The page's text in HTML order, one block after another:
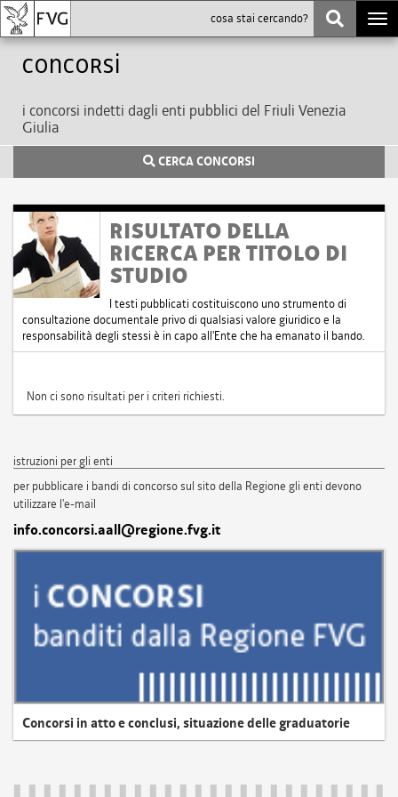
Concorsi
i concorsi indetti dagli enti pubblici del Friuli Venezia
Giulia
CERCA CONCORSI
RISULTATO DELLA
RICERCA PER TITOLO DI
STUDIO
I testi pubblicati costituiscono uno strumento di
consultazione documentale privo di qualsiasi valore giuridico e la
responsabilità degli stessi è in capo all'Ente che ha emanato il bando.
Non ci sono risultati per i criteri richiesti.
istruzioni per gli enti
per pubblicare i bandi di concorso sul sito della Regione gli enti devono
utilizzare l'e-mail
info.concorsi.aall@regione.fvg.it
Concorsi in atto e conclusi, situazione delle graduatorie